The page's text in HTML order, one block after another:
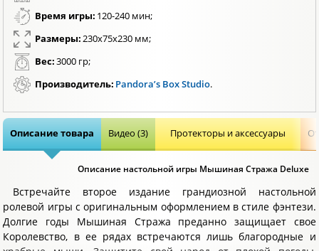
Время игры: 120-240 мин;
Размеры:230х75х230 мм;
Вес:3000 гр;
Производитель: Pandora’s Box Studio.
Описание товара Видео (3) Протекторы и аксессуары
Описание настольной игры Мышиная Стража Deluxe
Встречайте второе издание грандиозной настольной
ролевой игры с оригинальным оформлением в стиле фэнтези.
Долгие годы Мышиная Стража преданно защищает свое
Королевство, в ее рядах встречаются лишь благородные и